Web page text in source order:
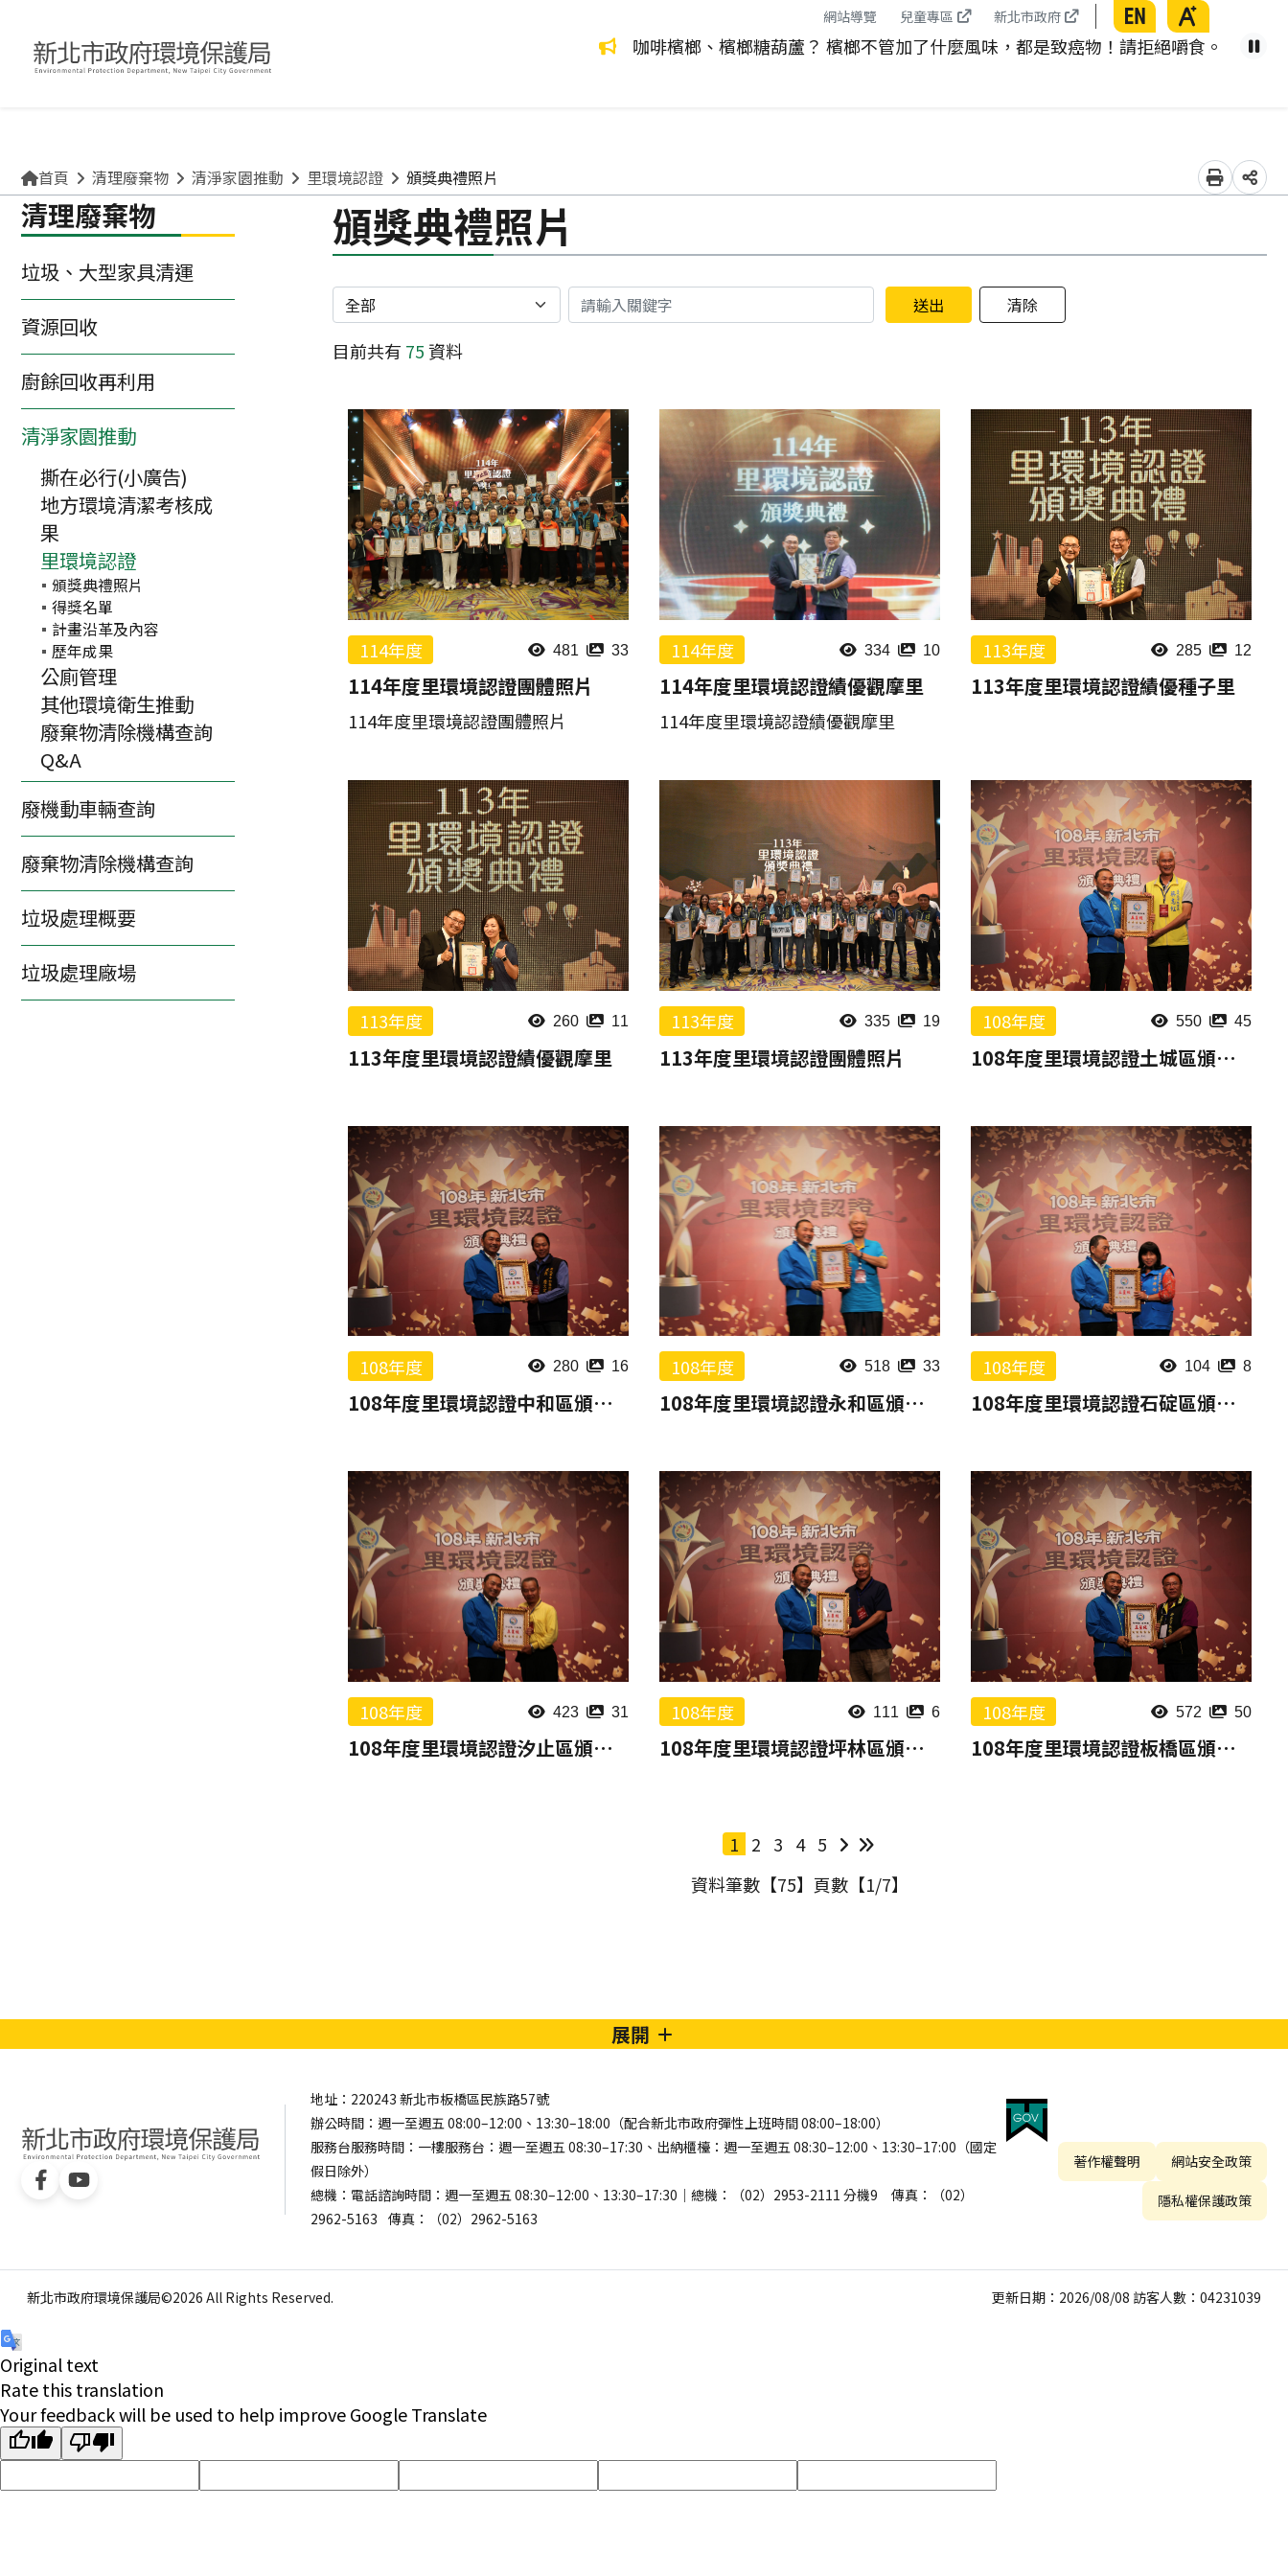
網站導覽 兒童專區 新北市政府 English 放大
咖啡檳榔、檳榔糖葫蘆？ 檳榔不管加了什麼風味，都是致癌物！請拒絕嚼食。 不得
暫
首頁 清理廢棄物 清淨家園推動 里環境認證 頒獎典禮照片 列印分享
清理廢棄物
垃圾、大型家具清運
資源回收
廚餘回收再利用
清淨家園推動
撕在必行(小廣告)
地方環境清潔考核成
果
里環境認證
頒獎典禮照片
得獎名單
計畫沿革及內容
歷年成果
公廁管理
其他環境衛生推動
廢棄物清除機構查詢
Q&A
廢機動車輛查詢
廢棄物清除機構查詢
垃圾處理概要
垃圾處理廠場
頒獎典禮照片
分類 關鍵字
目前共有 75資料
114年度 481 33
114年度里環境認證團體照片
114年度里環境認證團體照片
114年度 334 10
114年度里環境認證績優觀摩里
114年度里環境認證績優觀摩里
113年度 285 12
113年度里環境認證績優種子里
113年度 260 11
113年度里環境認證績優觀摩里
113年度 335 19
113年度里環境認證團體照片
108年度 550 45
108年度里環境認證土城區頒獎報片
108年度 280 16
108年度里環境認證中和區頒獎報片
108年度 518 33
108年度里環境認證永和區頒獎報片
108年度 104 8
108年度里環境認證石碇區頒獎報片
108年度 423 31
108年度里環境認證汐止區頒獎報片
108年度 111 6
108年度里環境認證坪林區頒獎報片
108年度 572 50
108年度里環境認證板橋區頒獎報片
1 2 3 4 5 下一頁最後一頁
資料筆數【75】頁數【1/7】
展開
地址：220243 新北市板橋區民族路57號
辦公時間：週一至週五 08:00–12:00、13:30–18:00（配合新北市政府彈性上班時間 08:00–18:00）
服務台服務時間：一樓服務台：週一至週五 08:30–17:30、出納櫃檯：週一至週五 08:30–12:00、13:30–17:00（國定
假日除外）
總機：電話諮詢時間：週一至週五 08:30–12:00、13:30–17:30｜總機：（02）2953-2111 分機9 傳真：（02）
2962-5163 傳真：（02）2962-5163
著作權聲明 網站安全政策
隱私權保護政策
新北市政府環境保護局©2026 All Rights Reserved. 更新日期：2026/08/08 訪客人數：04231039
Original text
Rate this translation
Your feedback will be used to help improve Google Translate